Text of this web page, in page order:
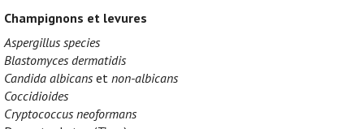
Champignons et levures
Aspergillus species
Blastomyces dermatidis
Candida albicans et non-albicans
Coccidioides
Cryptococcus neoformans